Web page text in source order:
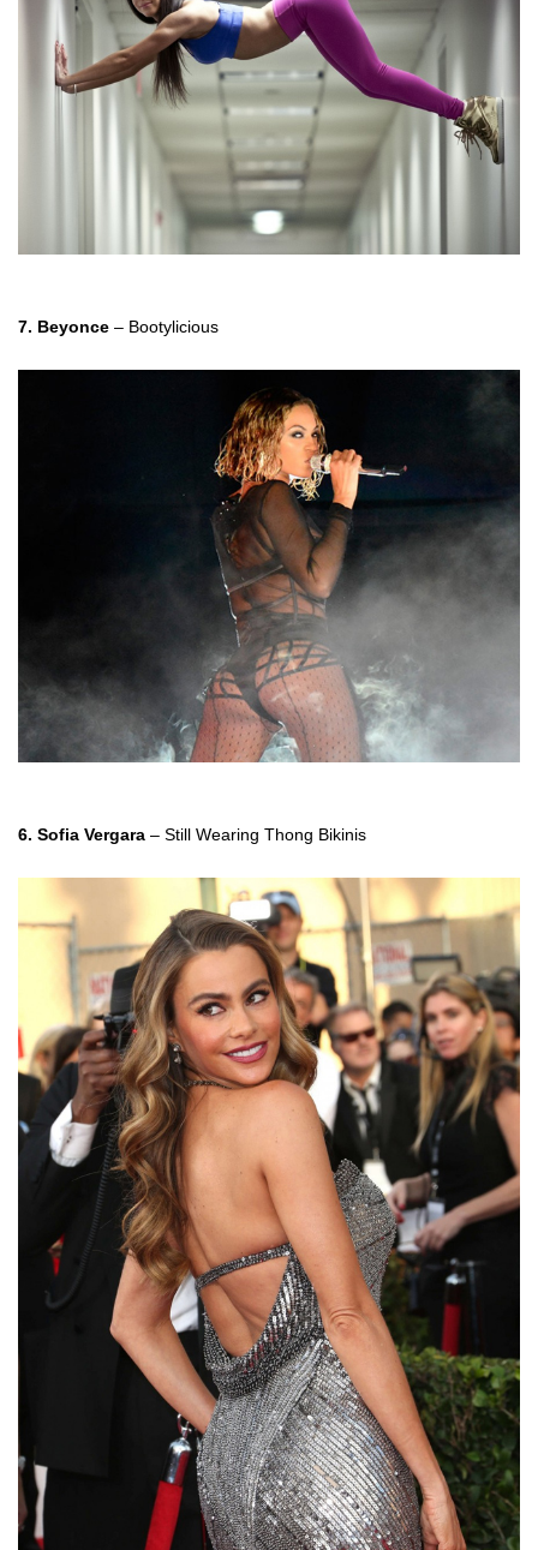
7. Beyonce – Bootylicious
6. Sofia Vergara – Still Wearing Thong Bikinis